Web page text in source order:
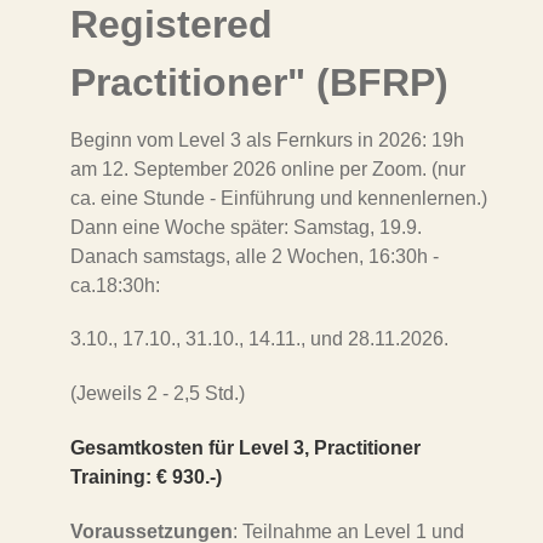
Registered
Practitioner" (BFRP)
Beginn vom Level 3 als Fernkurs in 2026: 19h
am 12. September 2026 online per Zoom. (nur
ca. eine Stunde - Einführung und kennenlernen.)
Dann eine Woche später: Samstag, 19.9.
Danach samstags, alle 2 Wochen, 16:30h -
ca.18:30h:
3.10., 17.10., 31.10., 14.11., und 28.11.2026.
(Jeweils 2 - 2,5 Std.)
Gesamtkosten für Level 3, Practitioner
Training: € 930.-)
Voraussetzungen: Teilnahme an Level 1 und